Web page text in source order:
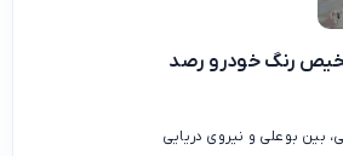
رنگ خودرو رصد
بین بوعلی و نیروی دریایی